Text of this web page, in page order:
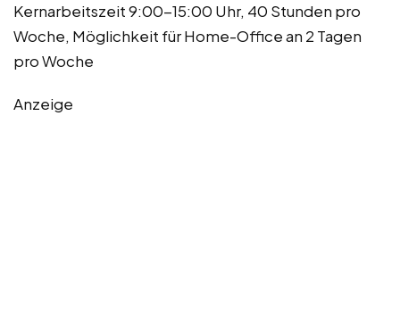
Kernarbeitszeit 9:00-15:00 Uhr, 40 Stunden pro
Woche, Möglichkeit für Home-Office an 2 Tagen
pro Woche
Anzeige